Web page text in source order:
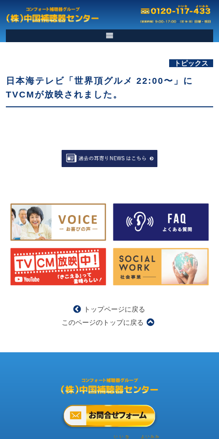
トピックス
日本海テレビ「世界頂グルメ 22:00〜」に
TVCMが放映されました。
トップページに戻る
このページのトップに戻る